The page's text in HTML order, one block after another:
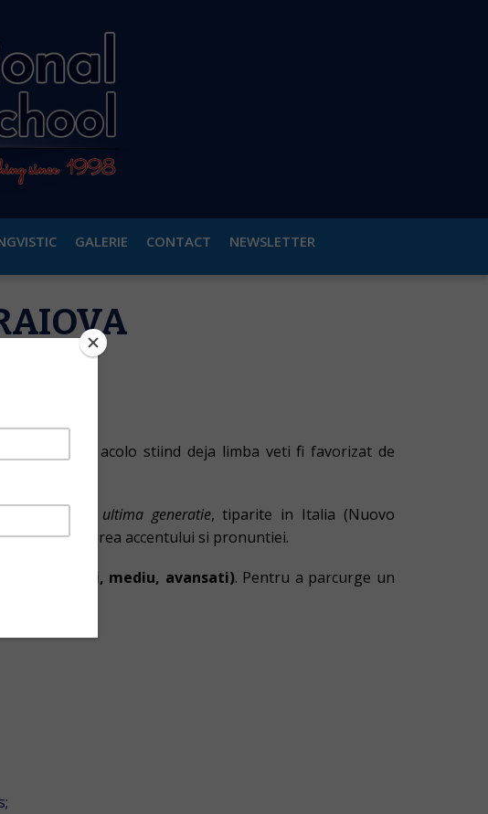
GALERIE CONTACT NEWSLETTER
ajungeti acolo stiind deja limba veti fi favorizat de
manuale de ultima generatie, tiparite in Italia (Nuovo
imbunatatirea accentului si pronuntiei.
(incepatori, mediu, avansati). Pentru a parcurge un